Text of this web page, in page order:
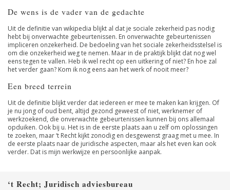
De wens is de vader van de gedachte
Uit de definitie van wikipedia blijkt al dat je sociale zekerheid pas nodig
hebt bij onverwachte gebeurtenissen. En onverwachte gebeurtenissen
impliceren onzekerheid. De bedoeling van het sociale zekerheidsstelsel is
om die onzekerheid weg te nemen. Maar in de praktijk blijkt dat nog wel
eens tegen te vallen. Heb ik wel recht op een uitkering of niet? En hoe zal
het verder gaan? Kom ik nog eens aan het werk of nooit meer?
Een breed terrein
Uit de definitie blijkt verder dat iedereen er mee te maken kan krijgen. Of
je nu jong of oud bent, altijd gezond geweest of niet, werknemer of
werkzoekend, die onverwachte gebeurtenissen kunnen bij ons allemaal
opduiken. Ook bij u. Het is in de eerste plaats aan u zelf om oplossingen
te zoeken, maar ‘t Recht kijkt zonodig en desgewenst graag met u mee. In
de eerste plaats naar de juridische aspecten, maar als het even kan ook
verder. Dat is mijn werkwijze en persoonlijke aanpak.
‘t Recht; Juridisch adviesbureau